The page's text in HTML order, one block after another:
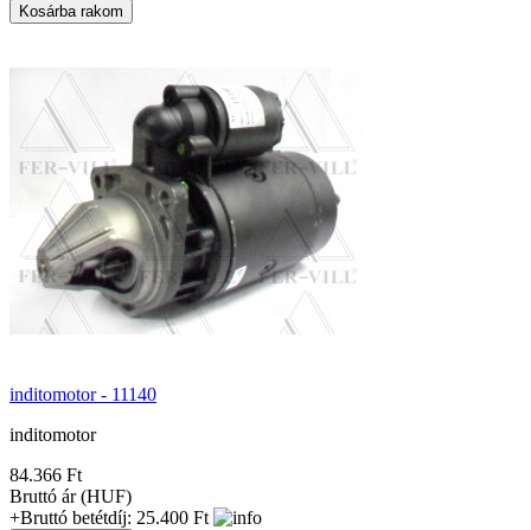
inditomotor - 11140
inditomotor
84.366 Ft
Bruttó ár (HUF)
+Bruttó betétdíj: 25.400 Ft